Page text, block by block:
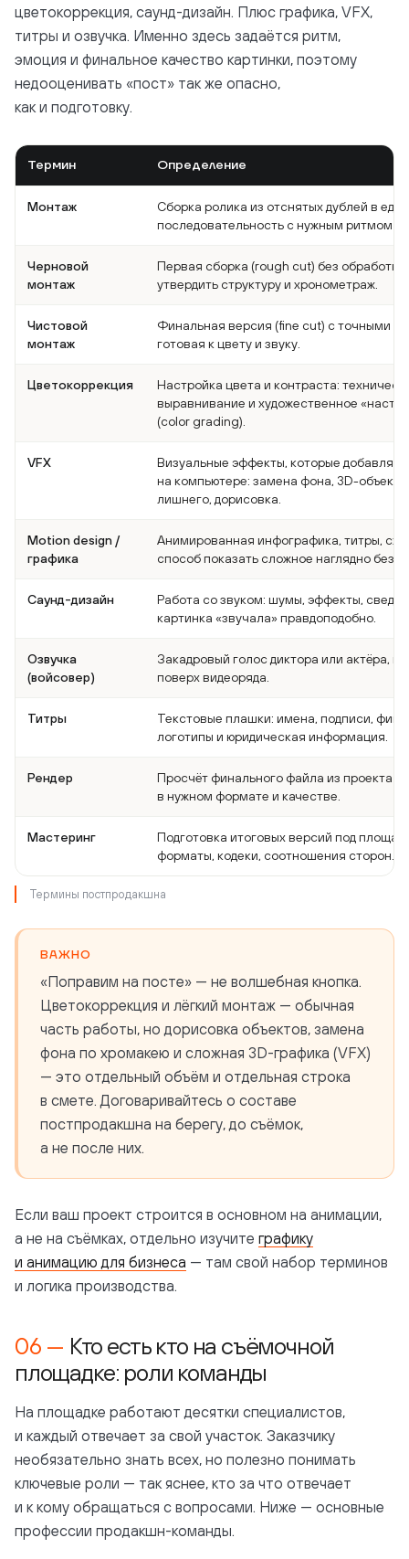
цветокоррекция, саунд-дизайн. Плюс графика, VFX,
титры и озвучка. Именно здесь задаётся ритм,
эмоция и финальное качество картинки, поэтому
недооценивать «пост» так же опасно,
как и подготовку.
Термин Определение
Монтаж
Сборка ролика из отснятых дублей в
последовательность с нужным ритмом и
Черновой
монтаж
Первая сборка (rough cut) без обработки
утвердить структуру и хронометраж.
Чистовой
монтаж
Финальная версия (fine cut) с точными
готовая к цвету и звуку.
Цветокоррекция
Настройка цвета и контраста:
выравнивание и художественное
(color grading).
VFX
Визуальные эффекты, которые добавляют
на компьютере: замена фона, 3D-
лишнего, дорисовка.
Motion design /
графика
Анимированная инфографика, титры,
способ показать сложное наглядно без
Саунд-дизайн
Работа со звуком: шумы, эффекты,
картинка «звучала» правдоподобно.
Озвучка
(войсовер)
Закадровый голос диктора или актёра,
поверх видеоряда.
Титры
Текстовые плашки: имена, подписи,
логотипы и юридическая информация.
Рендер
Просчёт финального файла из проекта
в нужном формате и качестве.
Мастеринг
Подготовка итоговых версий под
форматы, кодеки, соотношения сторон.
Термины постпродакшна
ВАЖНО
«Поправим на посте» — не волшебная кнопка.
Цветокоррекция и лёгкий монтаж — обычная
часть работы, но дорисовка объектов, замена
фона по хромакею и сложная 3D-графика (VFX)
— это отдельный объём и отдельная строка
в смете. Договаривайтесь о составе
постпродакшна на берегу, до съёмок,
а не после них.
Если ваш проект строится в основном на анимации,
а не на съёмках, отдельно изучите графику
и анимацию для бизнеса — там свой набор терминов
и логика производства.
Кто есть кто на съёмочной
площадке: роли команды
На площадке работают десятки специалистов,
и каждый отвечает за свой участок. Заказчику
необязательно знать всех, но полезно понимать
ключевые роли — так яснее, кто за что отвечает
и к кому обращаться с вопросами. Ниже — основные
профессии продакшн-команды.